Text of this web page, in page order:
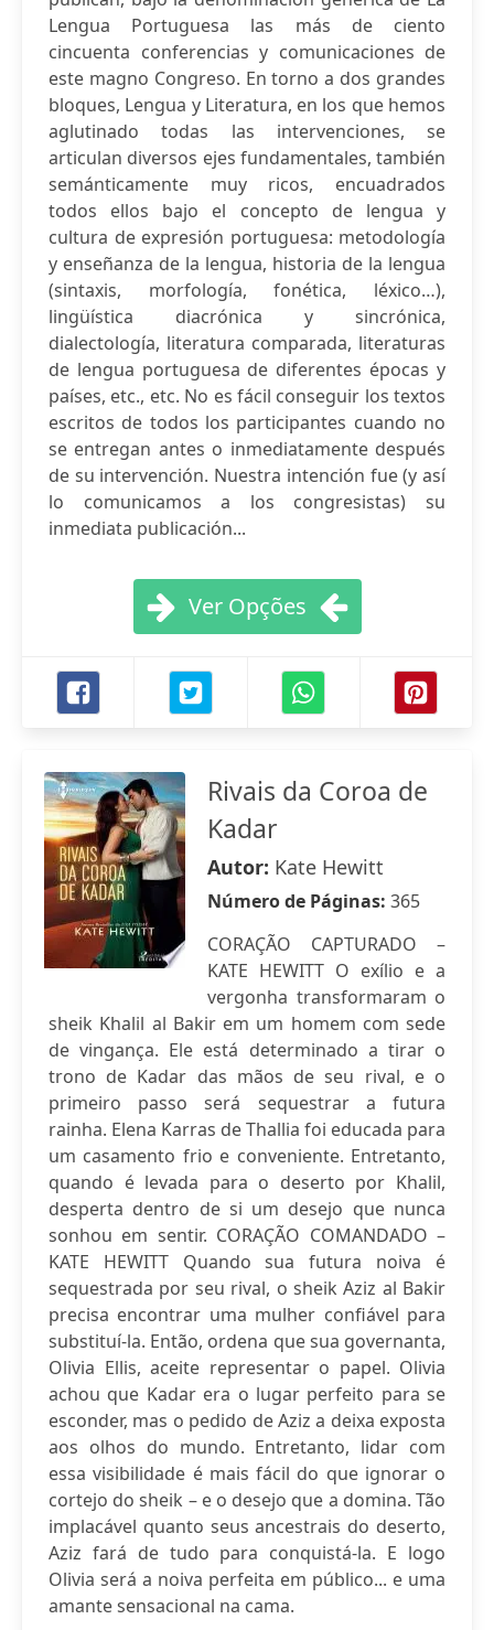
Lengua Portuguesa las más de ciento
cincuenta conferencias y comunicaciones de
este magno Congreso. En torno a dos grandes
bloques, Lengua y Literatura, en los que hemos
aglutinado todas las intervenciones, se
articulan diversos ejes fundamentales, también
semánticamente muy ricos, encuadrados
todos ellos bajo el concepto de lengua y
cultura de expresión portuguesa: metodología
y enseñanza de la lengua, historia de la lengua
(sintaxis, morfología, fonética, léxico…),
lingüística diacrónica y sincrónica,
dialectología, literatura comparada, literaturas
de lengua portuguesa de diferentes épocas y
países, etc., etc. No es fácil conseguir los textos
escritos de todos los participantes cuando no
se entregan antes o inmediatamente después
de su intervención. Nuestra intención fue (y así
lo comunicamos a los congresistas) su
inmediata publicación...
Ver Opções
Rivais da Coroa de
Kadar
Autor: Kate Hewitt
Número de Páginas: 365
CORAÇÃO CAPTURADO –
KATE HEWITT O exílio e a
vergonha transformaram o
sheik Khalil al Bakir em um homem com sede
de vingança. Ele está determinado a tirar o
trono de Kadar das mãos de seu rival, e o
primeiro passo será sequestrar a futura
rainha. Elena Karras de Thallia foi educada para
um casamento frio e conveniente. Entretanto,
quando é levada para o deserto por Khalil,
desperta dentro de si um desejo que nunca
sonhou em sentir. CORAÇÃO COMANDADO –
KATE HEWITT Quando sua futura noiva é
sequestrada por seu rival, o sheik Aziz al Bakir
precisa encontrar uma mulher confiável para
substituí-la. Então, ordena que sua governanta,
Olivia Ellis, aceite representar o papel. Olivia
achou que Kadar era o lugar perfeito para se
esconder, mas o pedido de Aziz a deixa exposta
aos olhos do mundo. Entretanto, lidar com
essa visibilidade é mais fácil do que ignorar o
cortejo do sheik – e o desejo que a domina. Tão
implacável quanto seus ancestrais do deserto,
Aziz fará de tudo para conquistá-la. E logo
Olivia será a noiva perfeita em público... e uma
amante sensacional na cama.